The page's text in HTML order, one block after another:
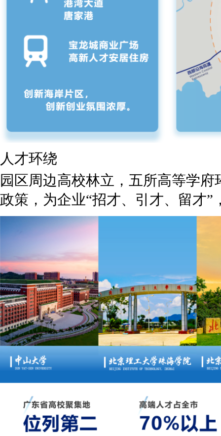
人才环绕
园区周边高校林立，五所高等学
政策，为企业“招才、引才、留才”